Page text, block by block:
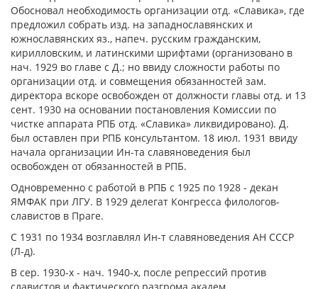
Обосновал необходимость организации отд. «Славика», где
предложил собрать изд. на западнославянских и
южнославянских яз., напеч. русским гражданским,
кирилловским, и латинскими шрифтами (организовано в
нач. 1929 во главе с Д.; но ввиду сложности работы по
организации отд. и совмещения обязанностей зам.
директора вскоре освобожден от должности главы отд. и 13
сент. 1930 на основании постановления Комиссии по
чистке аппарата РПБ отд. «Славика» ликвидировано). Д.
был оставлен при РПБ консультантом. 18 июл. 1931 ввиду
начала организации Ин-та славяноведения был
освобожден от обязанностей в РПБ.
Одновременно с работой в РПБ с 1925 по 1928 - декан
ЯМФАК при ЛГУ. В 1929 делегат Конгресса филологов-
славистов в Праге.
С 1931 по 1934 возглавлял Ин-т славяноведения АН СССР
(Л-д).
В сер. 1930-х - нач. 1940-х, после репрессий против